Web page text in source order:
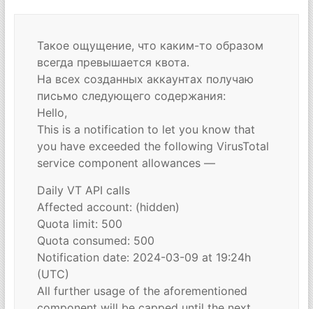
Такое ощущение, что каким-то образом
всегда превышается квота.
На всех созданных аккаунтах получаю
письмо следующего содержания:
Hello,
This is a notification to let you know that
you have exceeded the following VirusTotal
service component allowances —
Daily VT API calls
Affected account: (hidden)
Quota limit: 500
Quota consumed: 500
Notification date: 2024-03-09 at 19:24h
(UTC)
All further usage of the aforementioned